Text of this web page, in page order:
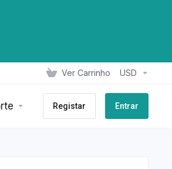
Ver Carrinho USD
Registar Entrar